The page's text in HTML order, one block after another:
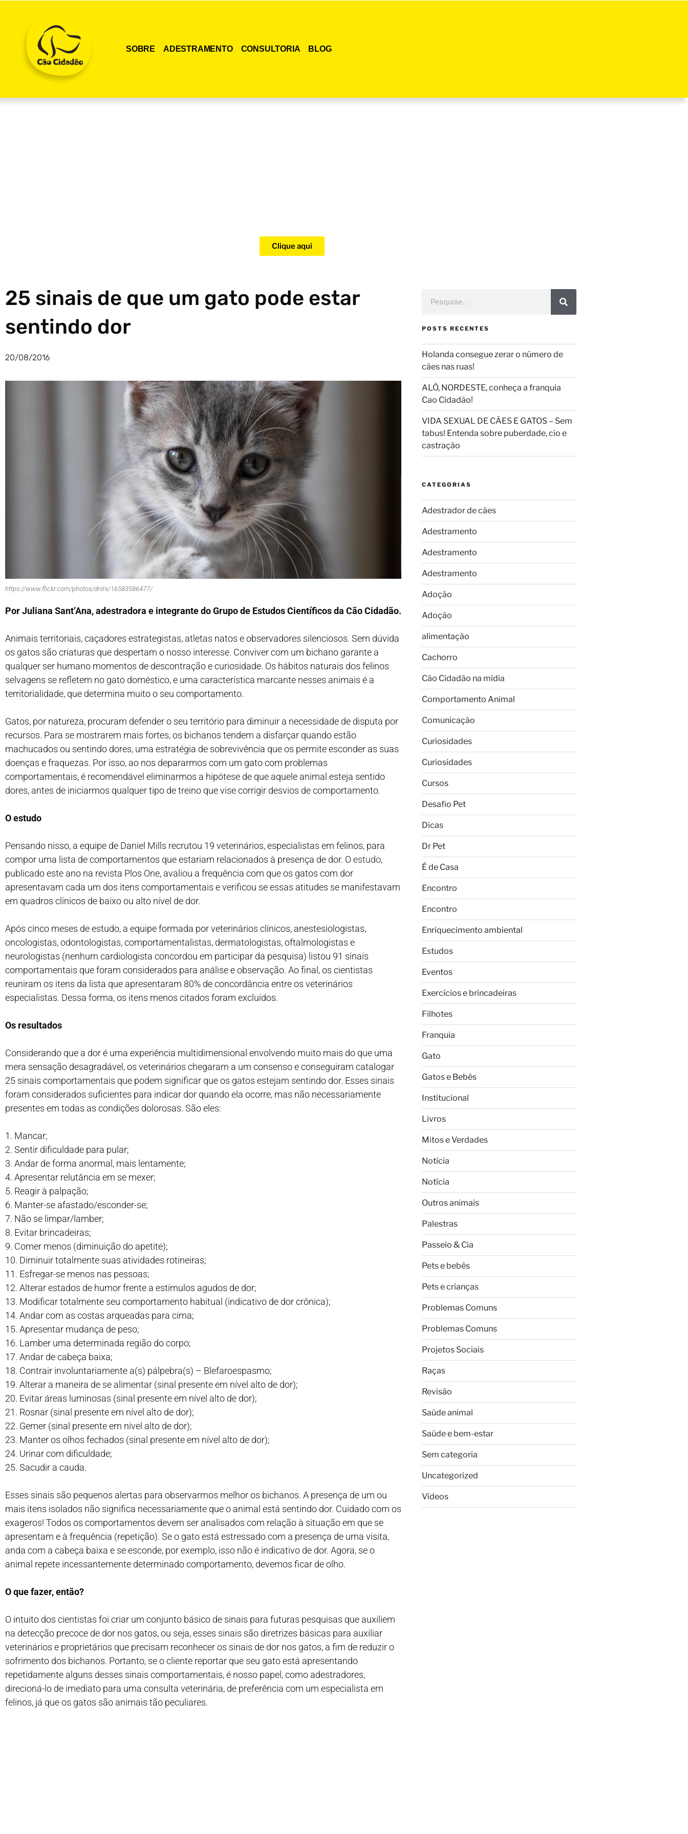
SOBRE ADESTRAMENTO CONSULTORIA BLOG
Clique aqui
25 sinais de que um gato pode estar
sentindo dor
20/08/2016
https://www.flickr.com/photos/dnlrx/16583586477/
Por Juliana Sant’Ana, adestradora e integrante do Grupo de Estudos Científicos da Cão Cidadão.
Animais territoriais, caçadores estrategistas, atletas natos e observadores silenciosos. Sem dúvida
os gatos são criaturas que despertam o nosso interesse. Conviver com um bichano garante a
qualquer ser humano momentos de descontração e curiosidade. Os hábitos naturais dos felinos
selvagens se refletem no gato doméstico, e uma característica marcante nesses animais é a
territorialidade, que determina muito o seu comportamento.
Gatos, por natureza, procuram defender o seu território para diminuir a necessidade de disputa por
recursos. Para se mostrarem mais fortes, os bichanos tendem a disfarçar quando estão
machucados ou sentindo dores, uma estratégia de sobrevivência que os permite esconder as suas
doenças e fraquezas. Por isso, ao nos depararmos com um gato com problemas
comportamentais, é recomendável eliminarmos a hipótese de que aquele animal esteja sentido
dores, antes de iniciarmos qualquer tipo de treino que vise corrigir desvios de comportamento.
O estudo
Pensando nisso, a equipe de Daniel Mills recrutou 19 veterinários, especialistas em felinos, para
compor uma lista de comportamentos que estariam relacionados à presença de dor. O estudo,
publicado este ano na revista Plos One, avaliou a frequência com que os gatos com dor
apresentavam cada um dos itens comportamentais e verificou se essas atitudes se manifestavam
em quadros clínicos de baixo ou alto nível de dor.
Após cinco meses de estudo, a equipe formada por veterinários clínicos, anestesiologistas,
oncologistas, odontologistas, comportamentalistas, dermatologistas, oftalmologistas e
neurologistas (nenhum cardiologista concordou em participar da pesquisa) listou 91 sinais
comportamentais que foram considerados para análise e observação. Ao final, os cientistas
reuniram os itens da lista que apresentaram 80% de concordância entre os veterinários
especialistas. Dessa forma, os itens menos citados foram excluídos.
Os resultados
Considerando que a dor é uma experiência multidimensional envolvendo muito mais do que uma
mera sensação desagradável, os veterinários chegaram a um consenso e conseguiram catalogar
25 sinais comportamentais que podem significar que os gatos estejam sentindo dor. Esses sinais
foram considerados suficientes para indicar dor quando ela ocorre, mas não necessariamente
presentes em todas as condições dolorosas. São eles:
1. Mancar;
2. Sentir dificuldade para pular;
3. Andar de forma anormal, mais lentamente;
4. Apresentar relutância em se mexer;
5. Reagir à palpação;
6. Manter-se afastado/esconder-se;
7. Não se limpar/lamber;
8. Evitar brincadeiras;
9. Comer menos (diminuição do apetite);
10. Diminuir totalmente suas atividades rotineiras;
11. Esfregar-se menos nas pessoas;
12. Alterar estados de humor frente a estímulos agudos de dor;
13. Modificar totalmente seu comportamento habitual (indicativo de dor crônica);
14. Andar com as costas arqueadas para cima;
15. Apresentar mudança de peso;
16. Lamber uma determinada região do corpo;
17. Andar de cabeça baixa;
18. Contrair involuntariamente a(s) pálpebra(s) – Blefaroespasmo;
19. Alterar a maneira de se alimentar (sinal presente em nível alto de dor);
20. Evitar áreas luminosas (sinal presente em nível alto de dor);
21. Rosnar (sinal presente em nível alto de dor);
22. Gemer (sinal presente em nível alto de dor);
23. Manter os olhos fechados (sinal presente em nível alto de dor);
24. Urinar com dificuldade;
25. Sacudir a cauda.
Esses sinais são pequenos alertas para observarmos melhor os bichanos. A presença de um ou
mais itens isolados não significa necessariamente que o animal está sentindo dor. Cuidado com os
exageros! Todos os comportamentos devem ser analisados com relação à situação em que se
apresentam e à frequência (repetição). Se o gato está estressado com a presença de uma visita,
anda com a cabeça baixa e se esconde, por exemplo, isso não é indicativo de dor. Agora, se o
animal repete incessantemente determinado comportamento, devemos ficar de olho.
O que fazer, então?
O intuito dos cientistas foi criar um conjunto básico de sinais para futuras pesquisas que auxiliem
na detecção precoce de dor nos gatos, ou seja, esses sinais são diretrizes básicas para auxiliar
veterinários e proprietários que precisam reconhecer os sinais de dor nos gatos, a fim de reduzir o
sofrimento dos bichanos. Portanto, se o cliente reportar que seu gato está apresentando
repetidamente alguns desses sinais comportamentais, é nosso papel, como adestradores,
direcioná-lo de imediato para uma consulta veterinária, de preferência com um especialista em
felinos, já que os gatos são animais tão peculiares.
POSTS RECENTES
Holanda consegue zerar o número de
cães nas ruas!
ALÔ, NORDESTE, conheça a franquia
Cao Cidadão!
VIDA SEXUAL DE CÃES E GATOS – Sem
tabus! Entenda sobre puberdade, cio e
castração
CATEGORIAS
Adestrador de cães
Adestramento
Adestramento
Adestramento
Adoção
Adoção
alimentação
Cachorro
Cão Cidadão na mídia
Comportamento Animal
Comunicação
Curiosidades
Curiosidades
Cursos
Desafio Pet
Dicas
Dr Pet
É de Casa
Encontro
Encontro
Enriquecimento ambiental
Estudos
Eventos
Exercícios e brincadeiras
Filhotes
Franquia
Gato
Gatos e Bebês
Institucional
Livros
Mitos e Verdades
Notícia
Notícia
Outros animais
Palestras
Passeio & Cia
Pets e bebês
Pets e crianças
Problemas Comuns
Problemas Comuns
Projetos Sociais
Raças
Revisão
Saúde animal
Saúde e bem-estar
Sem categoria
Uncategorized
Vídeos